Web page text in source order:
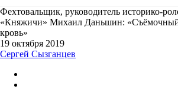
Фехтовальщик, руководитель историко-
«Княжичи» Михаил Даньшин: «Съёмочный
кровь»
19 октября 2019
Сергей Сызганцев